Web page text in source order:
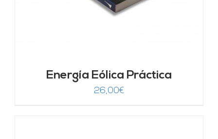
Energía Eólica Práctica
26,00€